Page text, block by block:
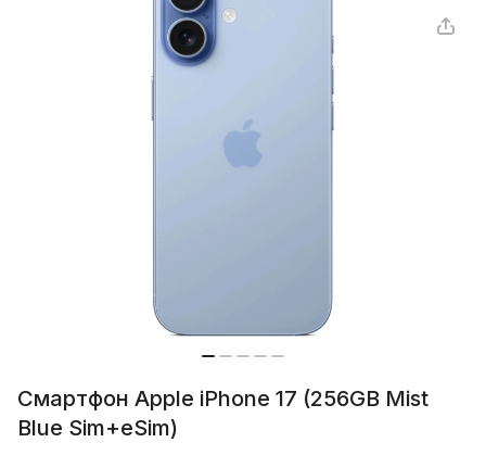
Смартфон Apple iPhone 17 (256GB Mist
Blue Sim+eSim)